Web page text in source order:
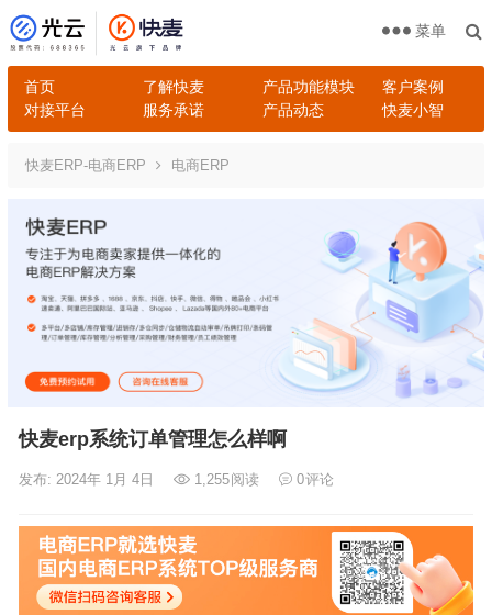
首页 了解快麦 产品功能模块
客户案例
对接平台
服务承诺 产品动态 快麦小智
菜单
快麦ERP-电商ERP 电商ERP
快麦erp系统订单管理怎么样啊
发布: 2024年 1月 4日 1,255阅读 0评论